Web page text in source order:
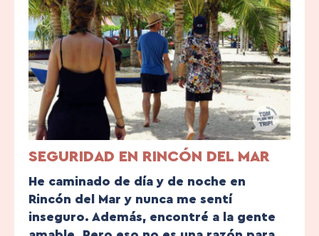
SEGURIDAD EN RINCÓN DEL MAR
He caminado de día y de noche en
Rincón del Mar y nunca me sentí
inseguro. Además, encontré a la gente